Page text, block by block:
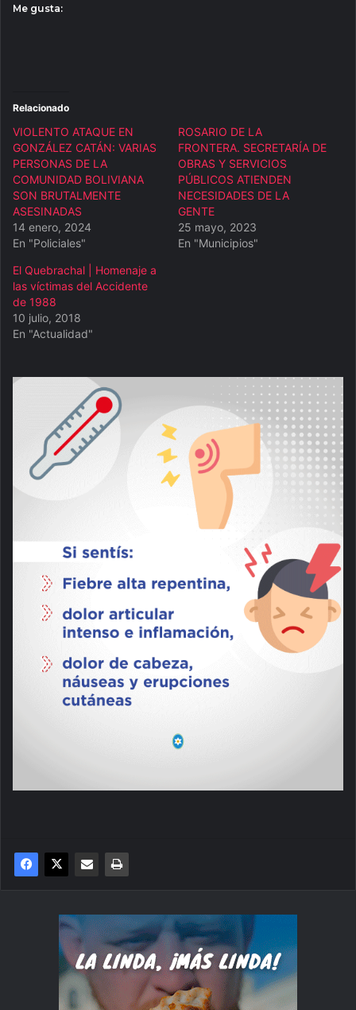
Me gusta:
Relacionado
VIOLENTO ATAQUE EN
GONZÁLEZ CATÁN: VARIAS
PERSONAS DE LA
COMUNIDAD BOLIVIANA
SON BRUTALMENTE
ASESINADAS
14 enero, 2024
En "Policiales"
ROSARIO DE LA
FRONTERA. SECRETARÍA DE
OBRAS Y SERVICIOS
PÚBLICOS ATIENDEN
NECESIDADES DE LA
GENTE
25 mayo, 2023
En "Municipios"
El Quebrachal | Homenaje a
las víctimas del Accidente
de 1988
10 julio, 2018
En "Actualidad"